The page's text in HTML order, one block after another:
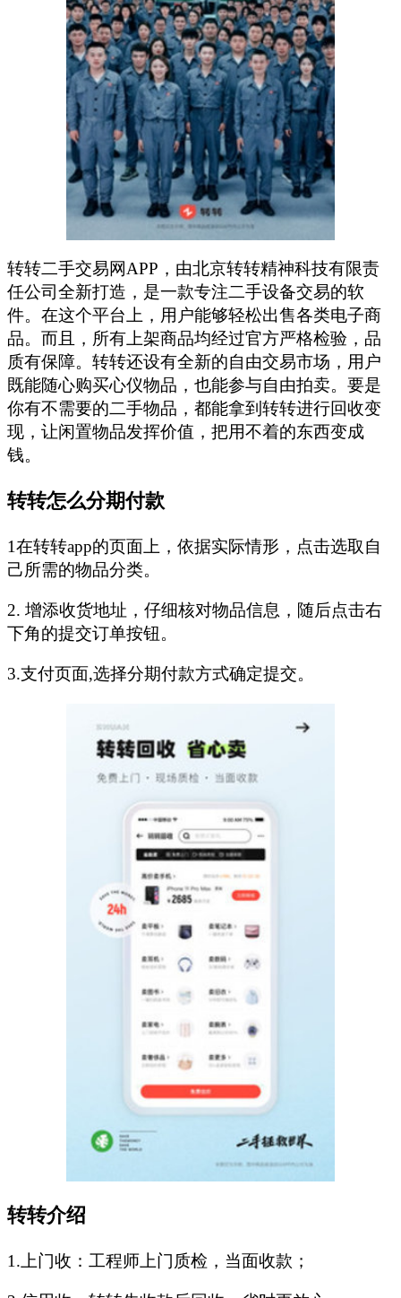
转转二手交易网APP，由北京转转精神科技有限责
任公司全新打造，是一款专注二手设备交易的软
件。在这个平台上，用户能够轻松出售各类电子商
品。而且，所有上架商品均经过官方严格检验，品
质有保障。转转还设有全新的自由交易市场，用户
既能随心购买心仪物品，也能参与自由拍卖。要是
你有不需要的二手物品，都能拿到转转进行回收变
现，让闲置物品发挥价值，把用不着的东西变成
钱。
转转怎么分期付款
1在转转app的页面上，依据实际情形，点击选取自
己所需的物品分类。
2. 增添收货地址，仔细核对物品信息，随后点击右
下角的提交订单按钮。
3.支付页面,选择分期付款方式确定提交。
转转介绍
1.上门收：工程师上门质检，当面收款；